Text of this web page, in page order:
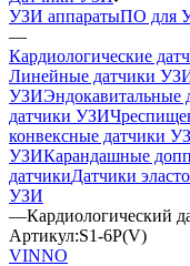
УЗИ аппаратыПО для
—
Кардиологические
Линейные датчики
УЗИЭндокавитальные
датчики УЗИ
конвексные датчики
УЗИКарандашные
датчикиДатчики
УЗИ
—Кардиологический
Артикул:S1-6P(V)
VINNO